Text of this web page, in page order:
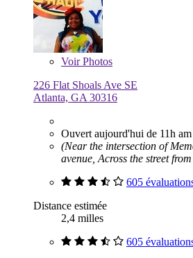
VoirPhotos
226 Flat Shoals Ave SE
Atlanta, GA 30316
Ouvert aujourd'hui de 11h
(Near the intersection of
avenue, Across the street
605
Distance estimée
2,4 milles
605